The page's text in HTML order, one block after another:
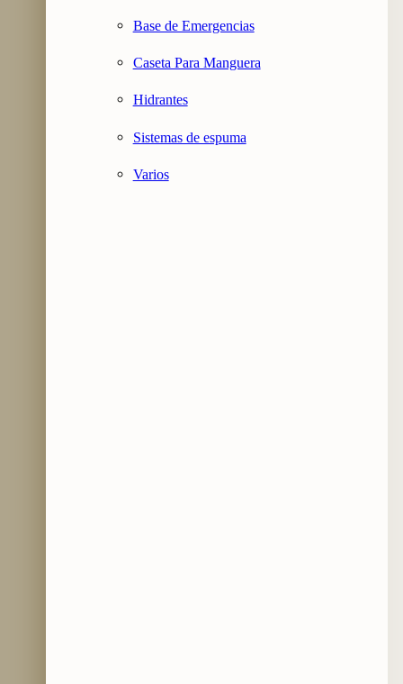
Base de Emergencias
Caseta Para Manguera
Hidrantes
Sistemas de espuma
Varios